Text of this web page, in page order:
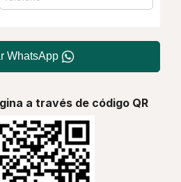
WhatsApp
a través de código QR